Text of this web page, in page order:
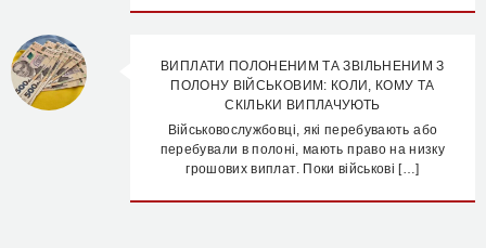
ВИПЛАТИ ПОЛОНЕНИМ ТА ЗВІЛЬНЕНИМ З
ПОЛОНУ ВІЙСЬКОВИМ: КОЛИ, КОМУ ТА
СКІЛЬКИ ВИПЛАЧУЮТЬ
Військовослужбовці, які перебувають або
перебували в полоні, мають право на низку
грошових виплат. Поки військові […]